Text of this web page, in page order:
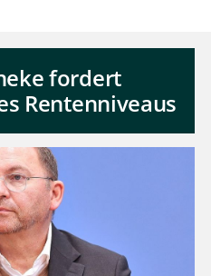
fordert
Rentenniveaus